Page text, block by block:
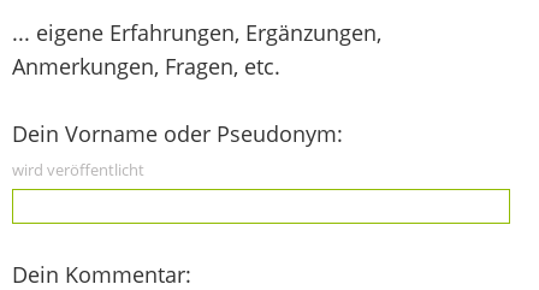
... eigene Erfahrungen, Ergänzungen,
Anmerkungen, Fragen, etc.
Dein Vorname oder Pseudonym:
wird veröffentlicht
Dein Kommentar: